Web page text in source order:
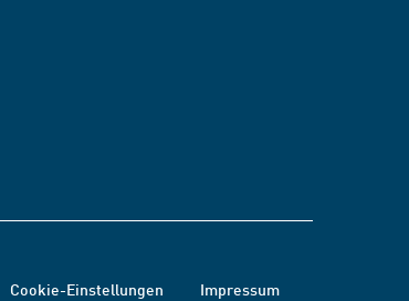
Cookie-Einstellungen Impressum